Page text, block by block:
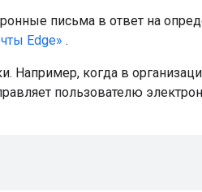
письма в ответ на
Edge» .
Например, когда в
пользователю